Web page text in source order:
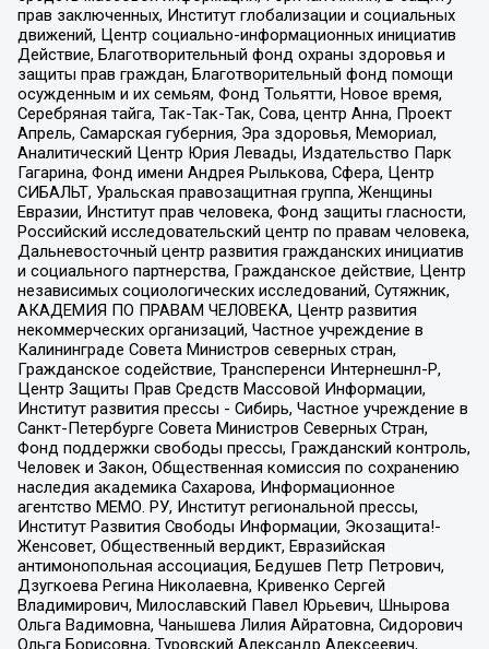
прав заключенных, Институт глобализации и социальных
движений, Центр социально-информационных инициатив
Действие, Благотворительный фонд охраны здоровья и
защиты прав граждан, Благотворительный фонд помощи
осужденным и их семьям, Фонд Тольятти, Новое время,
Серебряная тайга, Так-Так-Так, Сова, центр Анна, Проект
Апрель, Самарская губерния, Эра здоровья, Мемориал,
Аналитический Центр Юрия Левады, Издательство Парк
Гагарина, Фонд имени Андрея Рылькова, Сфера, Центр
СИБАЛЬТ, Уральская правозащитная группа, Женщины
Евразии, Институт прав человека, Фонд защиты гласности,
Российский исследовательский центр по правам человека,
Дальневосточный центр развития гражданских инициатив
и социального партнерства, Гражданское действие, Центр
независимых социологических исследований, Сутяжник,
АКАДЕМИЯ ПО ПРАВАМ ЧЕЛОВЕКА, Центр развития
некоммерческих организаций, Частное учреждение в
Калининграде Совета Министров северных стран,
Гражданское содействие, Трансперенси Интернешнл-Р,
Центр Защиты Прав Средств Массовой Информации,
Институт развития прессы - Сибирь, Частное учреждение в
Санкт-Петербурге Совета Министров Северных Стран,
Фонд поддержки свободы прессы, Гражданский контроль,
Человек и Закон, Общественная комиссия по сохранению
наследия академика Сахарова, Информационное
агентство МЕМО. РУ, Институт региональной прессы,
Институт Развития Свободы Информации, Экозащита!-
Женсовет, Общественный вердикт, Евразийская
антимонопольная ассоциация, Бедушев Петр Петрович,
Дзугкоева Регина Николаевна, Кривенко Сергей
Владимирович, Милославский Павел Юрьевич, Шнырова
Ольга Вадимовна, Чанышева Лилия Айратовна, Сидорович